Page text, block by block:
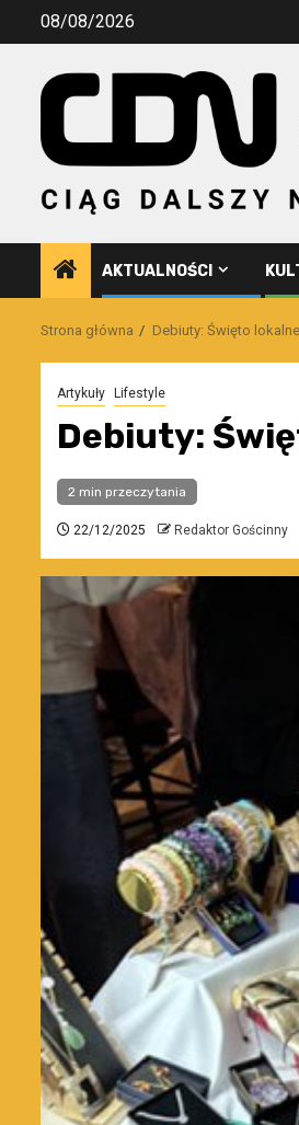
Przejdź08/08/2026
AKTUALNOŚCI
Strona główna Debiuty: Święto
Artykuły Lifestyle
Debiuty:
2 min przeczytania
22/12/2025 Redaktor Gościnny